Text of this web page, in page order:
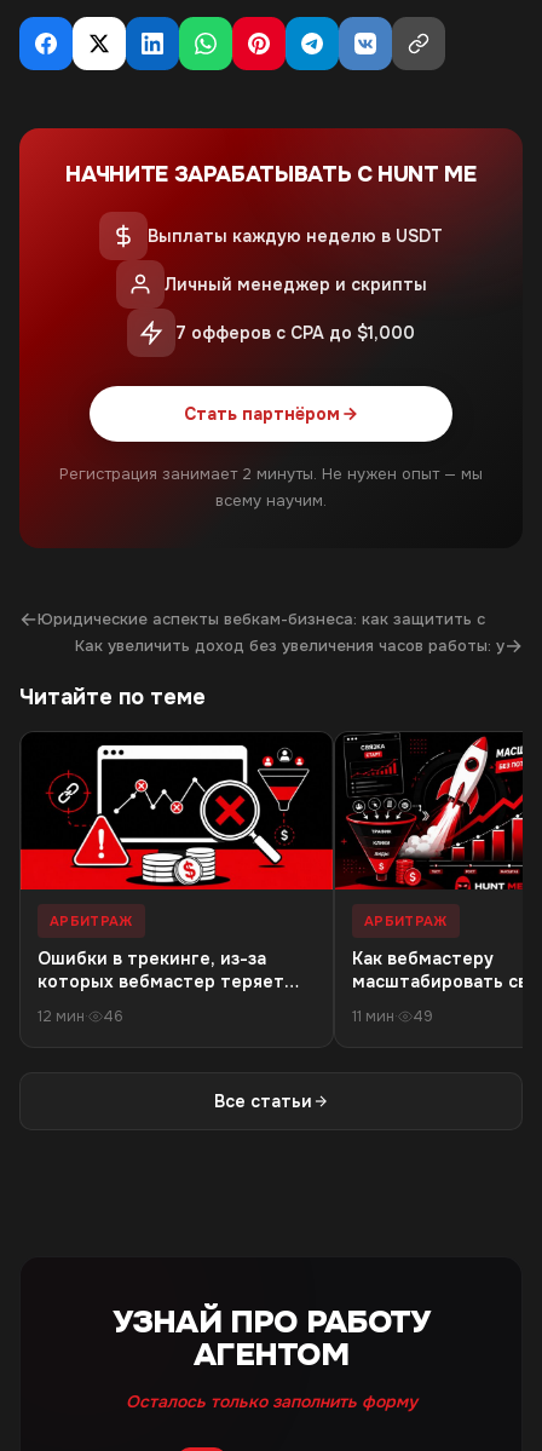
НАЧНИТЕ ЗАРАБАТЫВАТЬ С HUNT ME
Выплаты каждую неделю в USDT
Личный менеджер и скрипты
7 офферов с CPA до $1,000
Стать партнёром
Регистрация занимает 2 минуты. Не нужен опыт — мы
всему научим.
←Юридические аспекты вебкам-бизнеса: как защитить с
Как увеличить доход без увеличения часов работы: у→
Читайте по теме
АРБИТРАЖ
Ошибки в трекинге, из-за
которых вебмастер теряет
12 мин· 46
АРБИТРАЖ
Как вебмастеру
масштабировать
трафика
11 мин· 49
Все статьи
УЗНАЙ ПРО РАБОТУ
АГЕНТОМ
Осталось только заполнить форму